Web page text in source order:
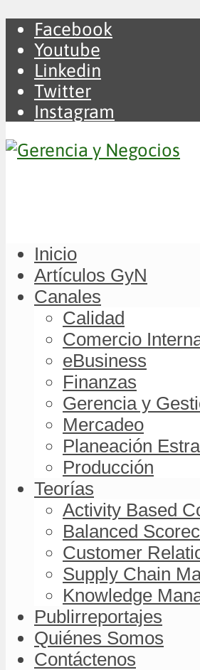
Facebook
Youtube
Linkedin
Twitter
Instagram
Inicio
Artículos GyN
Canales
Calidad
Comercio
eBusiness
Finanzas
Gerencia y
Mercadeo
Planeación
Producción
Teorías
Activity Based
Balanced
Customer
Supply Chain
Knowledge
Publirreportajes
Quiénes Somos
Contáctenos